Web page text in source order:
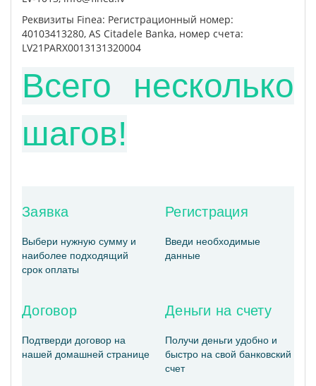
Реквизиты Finea: Регистрационный номер:
40103413280, AS Citadele Banka, номер счета:
LV21PARX0013131320004
Всего несколько
шагов!
Заявка
Выбери нужную сумму и
наиболее подходящий
срок оплаты
Регистрация
Введи необходимые
данные
Договор
Подтверди договор на
нашей домашней странице
Деньги на счету
Получи деньги удобно и
быстро на свой банковский
счет